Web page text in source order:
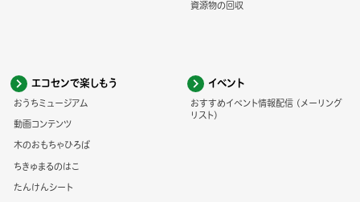
資源物の回収
エコセンで楽しもう
おうちミュージアム
動画コンテンツ
木のおもちゃひろば
ちきゅまるのはこ
たんけんシート
イベント
おすすめイベント情報配信 (メーリング
リスト)